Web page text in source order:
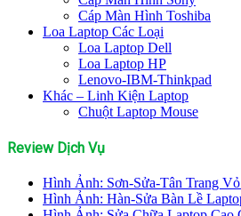
Cáp Màn Hình Toshiba
Loa Laptop Các Loại
Loa Laptop Dell
Loa Laptop HP
Lenovo-IBM-Thinkpad
Khác – Linh Kiện Laptop
Chuột Laptop Mouse
Review Dịch Vụ
Hình Ảnh: Sơn-Sửa-Tân Trang
Hình Ảnh: Hàn-Sửa Bàn Lề